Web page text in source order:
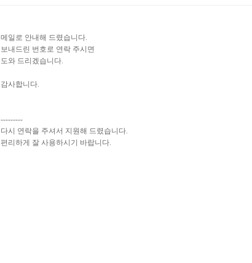
메일로 안내해 드렸습니다.
보내드린 번호로 연락 주시면
도와 드리겠습니다.
감사합니다.
---------
다시 연락을 주셔서 지원해 드렸습니다.
편리하게 잘 사용하시기 바랍니다.